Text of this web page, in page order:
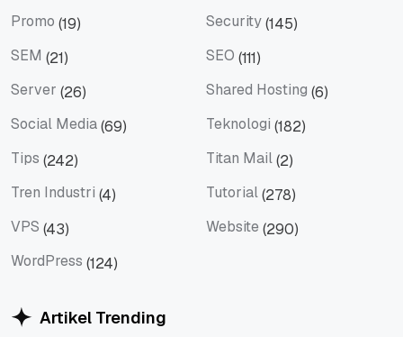
Promo (19) Security(145)
SEM (21) SEO (111)
Server (26) Shared Hosting (6)
Social Media(69) Teknologi (182)
Tips (242) Titan Mail(2)
Tren Industri (4) Tutorial(278)
VPS (43) Website (290)
WordPress (124)
Artikel Trending